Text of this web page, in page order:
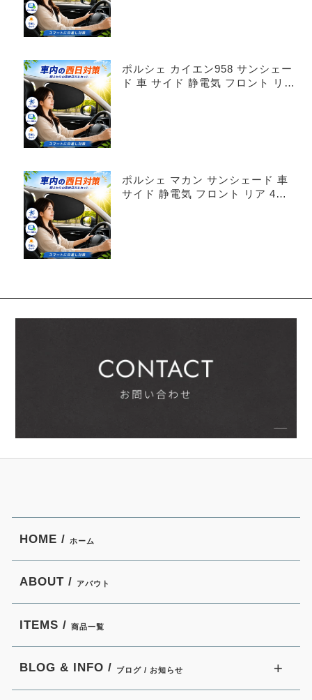
ポルシェ カイエン958 サンシェー
ド 車 サイド 静電気 フロント リア
ポルシェ マカン サンシェード 車
サイド 静電気 フロント リア 4枚
HOME / ホーム
ABOUT / アバウト
ITEMS / 商品一覧
BLOG & INFO / ブログ / お知らせ